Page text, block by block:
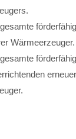
Wärmeerzeuger.